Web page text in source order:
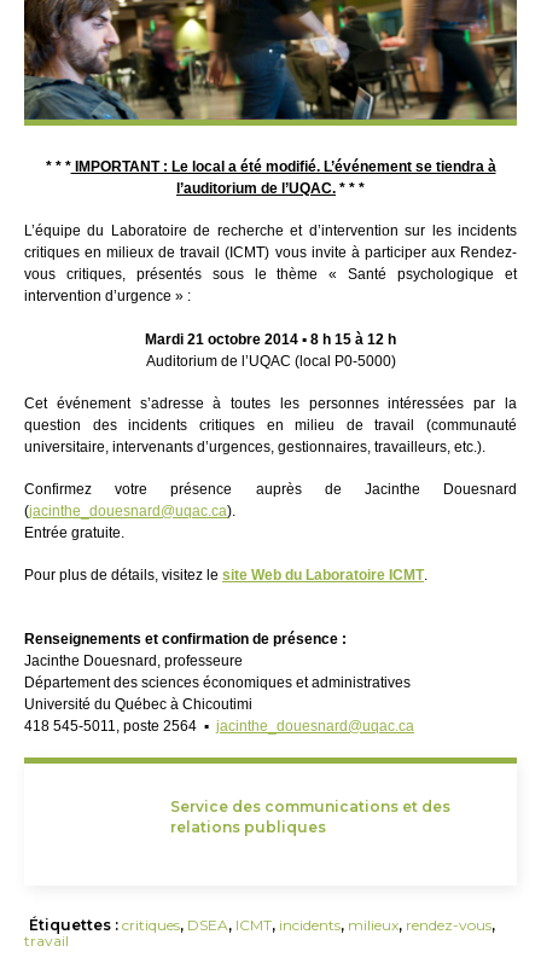
* * *IMPORTANT : Le local a été modifié. L’événement se tiendra à
l’auditorium de l’UQAC. * * *
L’équipe du Laboratoire de recherche et d’intervention sur les incidents
critiques en milieux de travail (ICMT) vous invite à participer aux Rendez-
vous critiques, présentés sous le thème « Santé psychologique et
intervention d’urgence » :
Mardi 21 octobre 2014 ▪ 8 h 15 à 12 h
Auditorium de l’UQAC (local P0-5000)
Cet événement s’adresse à toutes les personnes intéressées par la
question des incidents critiques en milieu de travail (communauté
universitaire, intervenants d’urgences, gestionnaires, travailleurs, etc.).
Confirmez votre présence auprès de Jacinthe Douesnard
(jacinthe_douesnard@uqac.ca).
Entrée gratuite.
Pour plus de détails, visitez le site Web du Laboratoire ICMT.
Renseignements et confirmation de présence :
Jacinthe Douesnard, professeure
Département des sciences économiques et administratives
Université du Québec à Chicoutimi
418 545-5011, poste 2564 ▪ jacinthe_douesnard@uqac.ca
Service des communications et des
relations publiques
Étiquettes :critiques, DSEA, ICMT, incidents, milieux, rendez-vous,
travail